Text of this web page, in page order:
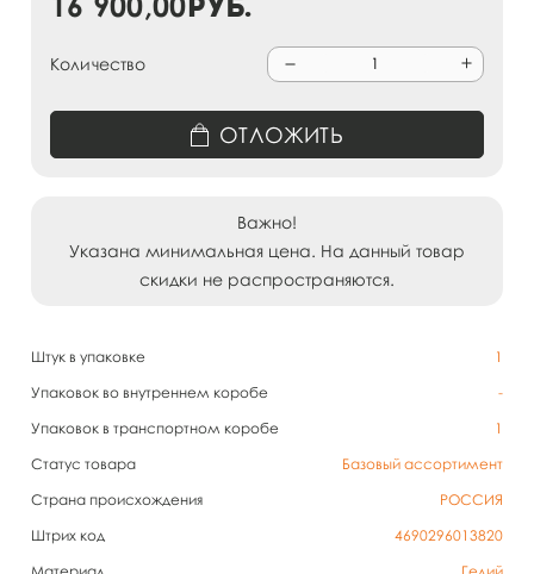
Штук в упаковке
1
Упаковок во внутреннем коробе
-
Упаковок в транспортном коробе
1
Статус товара
Базовый ассортимент
Страна происхождения
РОССИЯ
Штрих код
4690296013820
Количество
ОТЛОЖИТЬ
Важно!
Указана минимальная цена. На данный товар
скидки не распространяются.